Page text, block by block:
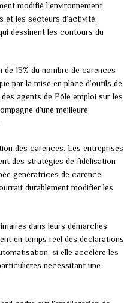
modifié l’environnement
et les secteurs d’activité.
dessinent les contours du
15% du nombre de carences
par la mise en place d’outils de
agents de Pôle emploi sur les
d’une meilleure
des carences. Les entreprises
des stratégies de fidélisation
génératrices de carence.
durablement modifier les
dans leurs démarches
en temps réel des déclarations
si elle accélère les
nécessitant une